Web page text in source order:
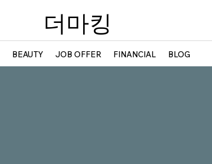
​더마킹
BEAUTY JOB OFFER FINANCIAL BLOG